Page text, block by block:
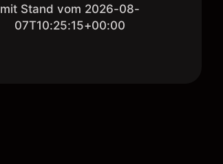
mit Stand vom 2026-08-
07T10:25:15+00:00